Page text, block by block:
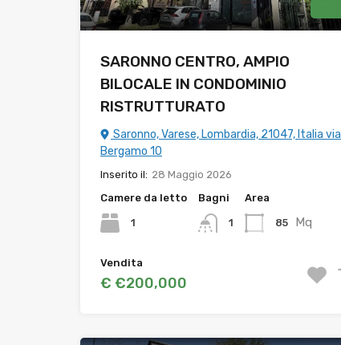
SARONNO CENTRO, AMPIO
BILOCALE IN CONDOMINIO
RISTRUTTURATO
Saronno, Varese, Lombardia, 21047, Italia via
Bergamo 10
Inserito il: 28 Maggio 2026
Camere da letto
1
Bagni
1
Area
85 Mq
Vendita
€ €200,000